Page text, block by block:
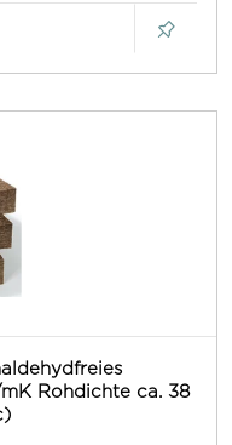
Rohdichte ca. 38